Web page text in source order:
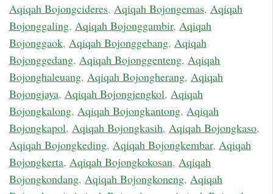
Aqiqah Bojongcideres, Aqiqah Bojongemas, Aqiqah
Bojonggaling, Aqiqah Bojonggambir, Aqiqah
Bojonggaok, Aqiqah Bojonggebang, Aqiqah
Bojonggedang, Aqiqah Bojonggenteng, Aqiqah
Bojonghaleuang, Aqiqah Bojongherang, Aqiqah
Bojongjaya, Aqiqah Bojongjengkol, Aqiqah
Bojongkalong, Aqiqah Bojongkantong, Aqiqah
Bojongkapol, Aqiqah Bojongkasih, Aqiqah Bojongkaso,
Aqiqah Bojongkeding, Aqiqah Bojongkembar, Aqiqah
Bojongkerta, Aqiqah Bojongkokosan, Aqiqah
Bojongkondang, Aqiqah Bojongkoneng, Aqiqah